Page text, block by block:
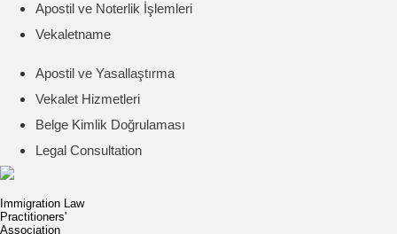
Apostil ve Noterlik İşlemleri
Vekaletname
Apostil ve Yasallaştırma
Vekalet Hizmetleri
Belge Kimlik Doğrulaması
Legal Consultation
Immigration Law
Practitioners'
Association